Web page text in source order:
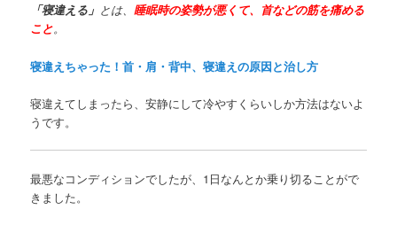
「寝違える」 とは、睡眠時の姿勢が悪くて、首などの筋を痛める
こと。
寝違えちゃった！首・肩・背中、寝違えの原因と治し方
寝違えてしまったら、安静にして冷やすくらいしか方法はないよ
うです。
最悪なコンディションでしたが、1日なんとか乗り切ることがで
きました。